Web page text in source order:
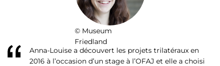
© Museum
Friedland
Anna-Louise a découvert les projets trilatéraux en
2016 à l’occasion d’un stage à l’OFAJ et elle a choisi